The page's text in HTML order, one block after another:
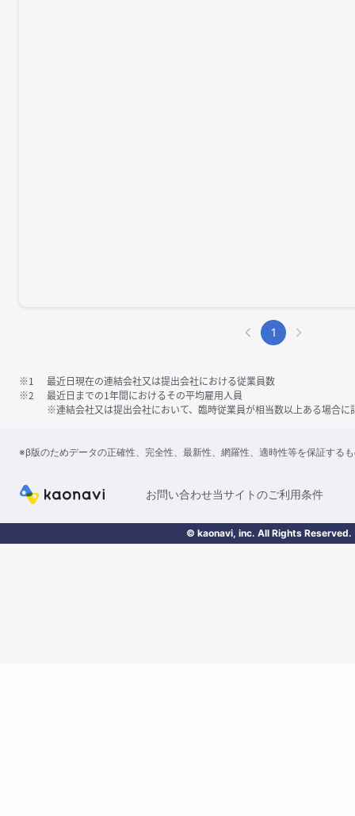
1
※1
最近日現在の連結会社又は提出会社における従業員数
※2
最近日までの1年間におけるその平均雇用人員
※連結会社又は提出会社において、臨時従業員が相当数以上ある場合に
※β版のためデータの正確性、完全性、最新性、網羅性、適時性等を保証する
お問い合わせ当サイトのご利用条件
© kaonavi, inc. All Rights Reserved.